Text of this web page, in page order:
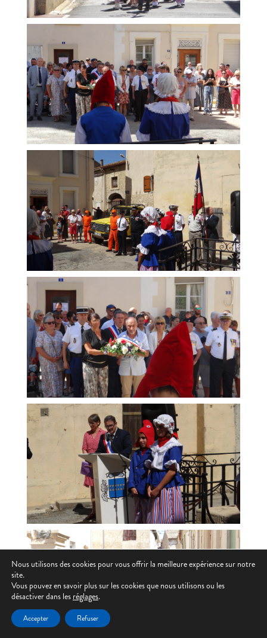
Nous utilisons des cookies pour vous offrir la meilleure expérience sur notre
site.
Vous pouvez en savoir plus sur les cookies que nous utilisons ou les
désactiver dans les réglages.
Accepter Refuser